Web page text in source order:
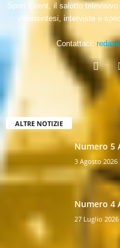
Sport Event, il salotto
videosintesi, interviste e
Contattaci:
ALTRE NOTIZIE
Numero 5
3 Agosto 2026
Numero 4
27 Luglio 2026